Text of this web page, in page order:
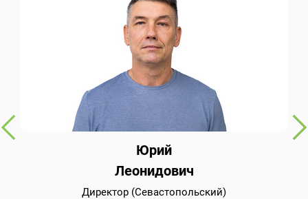
Юрий
Леонидович
Директор (Севастопольский)